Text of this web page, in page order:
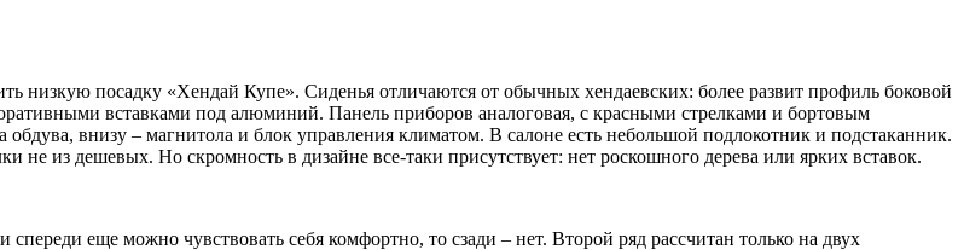
низкую посадку «Хендай Купе». Сиденья отличаются от обычных хендаевских: более развит профиль боковой
вставками под алюминий. Панель приборов аналоговая, с красными стрелками и бортовым
внизу – магнитола и блок управления климатом. В салоне есть небольшой подлокотник и подстаканник.
не из дешевых. Но скромность в дизайне все-таки присутствует: нет роскошного дерева или ярких вставок.
спереди еще можно чувствовать себя комфортно, то сзади – нет. Второй ряд рассчитан только на двух